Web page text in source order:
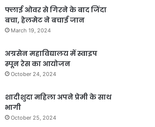
फ्लाई ओवर से गिरने के बाद जिंदा
बचा, हेलमेट ने बचाई जान
March 19, 2024
अग्रसेन महाविद्यालय में स्वाइप
स्पून रेस का आयोजन
October 24, 2024
शादीशुदा महिला अपने प्रेमी के साथ
भागी
October 25, 2024